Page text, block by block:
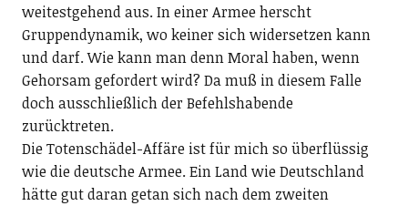
weitestgehend aus. In einer Armee herscht
Gruppendynamik, wo keiner sich widersetzen kann
und darf. Wie kann man denn Moral haben, wenn
Gehorsam gefordert wird? Da muß in diesem Falle
doch ausschließlich der Befehlshabende
zurücktreten.
Die Totenschädel-Affäre ist für mich so überflüssig
wie die deutsche Armee. Ein Land wie Deutschland
hätte gut daran getan sich nach dem zweiten